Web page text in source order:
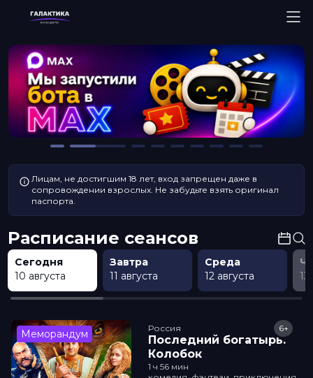
Лицам, не достигшим 18 лет, вход запрещен даже в
сопровождении взрослых. Не забудьте взять оригинал
паспорта.
Расписание сеансов
Сегодня
10 августа
Завтра
11 августа
Среда
12 августа
13
Меморандум Россия
Последний богатырь.
Колобок
6+
1 ч 56 мин